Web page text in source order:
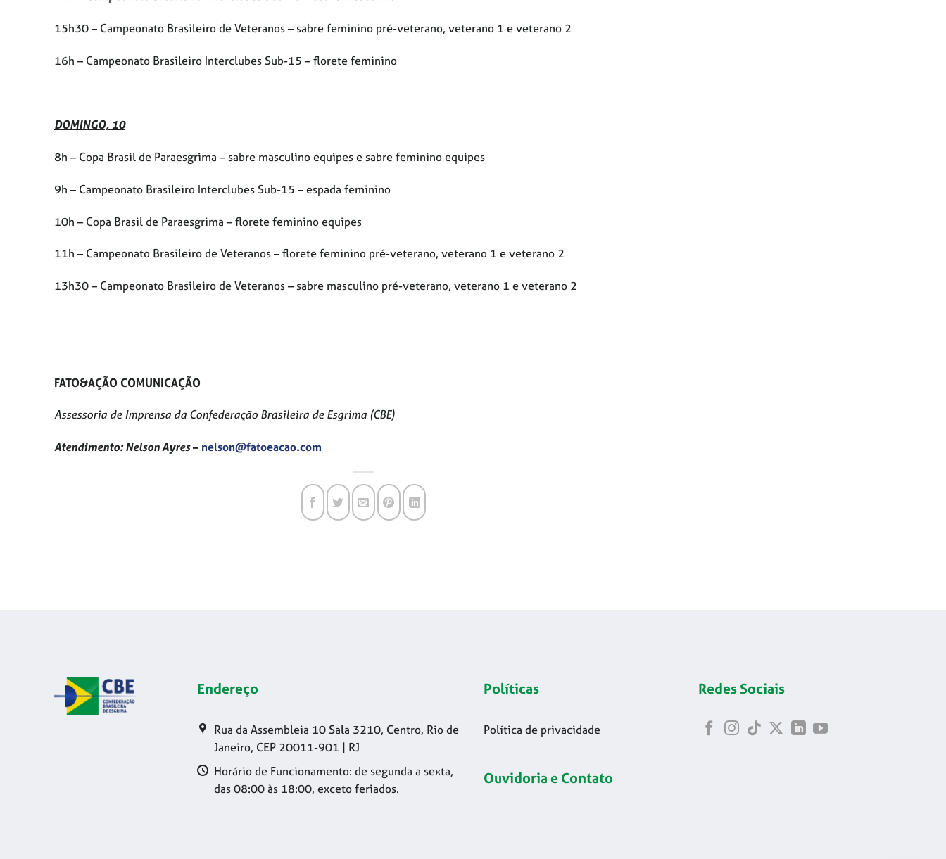
15h30 – Campeonato Brasileiro de Veteranos – sabre feminino pré-veterano, veterano 1 e veterano 2
16h – Campeonato Brasileiro Interclubes Sub-15 – florete feminino
DOMINGO, 10
8h – Copa Brasil de Paraesgrima – sabre masculino equipes e sabre feminino equipes
9h – Campeonato Brasileiro Interclubes Sub-15 – espada feminino
10h – Copa Brasil de Paraesgrima – florete feminino equipes
11h – Campeonato Brasileiro de Veteranos – florete feminino pré-veterano, veterano 1 e veterano 2
13h30 – Campeonato Brasileiro de Veteranos – sabre masculino pré-veterano, veterano 1 e veterano 2
FATO&AÇÃO COMUNICAÇÃO
Assessoria de Imprensa da Confederação Brasileira de Esgrima (CBE)
Atendimento: Nelson Ayres– nelson@fatoeacao.com
Endereço
Rua da Assembleia 10 Sala 3210, Centro, Rio de
Janeiro, CEP 20011-901 | RJ
Horário de Funcionamento: de segunda a sexta,
das 08:00 às 18:00, exceto feriados.
Políticas
Política de privacidade
Ouvidoria e Contato
Redes Sociais